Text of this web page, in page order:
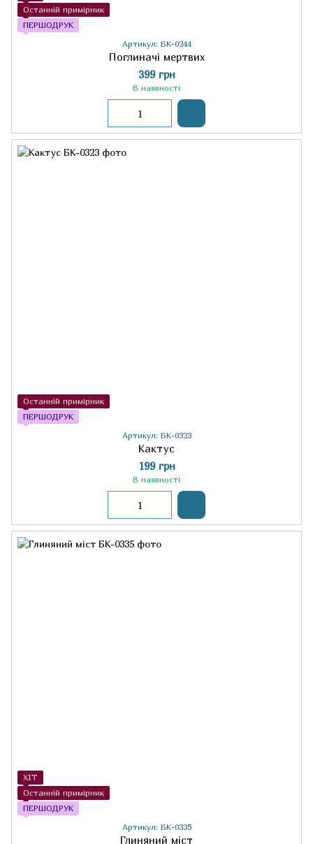
Останній примірник
ПЕРШОДРУК
Артикул: БК-0244
Поглиначі мертвих
399 грн
В наявності
Останній примірник
ПЕРШОДРУК
Артикул: БК-0323
Кактус
199 грн
В наявності
ХІТ
Останній примірник
ПЕРШОДРУК
Артикул: БК-0335
Глиняний міст